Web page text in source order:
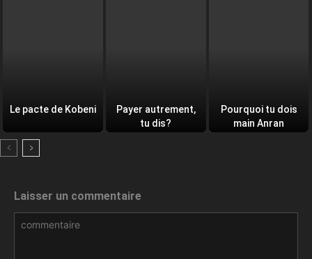
Le pacte de Kobeni
Payer autrement,
tu dis?
Pourquoi tu dois
main Anran
Laisser un commentaire